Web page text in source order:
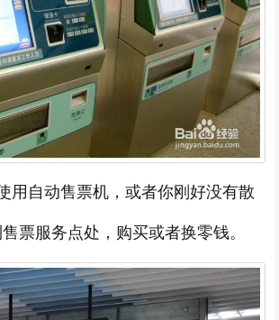
用自动售票机，或者你刚好没有散
票服务点处，购买或者换零钱。